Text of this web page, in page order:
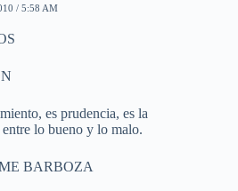
/ 5:58 AM
es prudencia, es la
lo bueno y lo malo.
BARBOZA